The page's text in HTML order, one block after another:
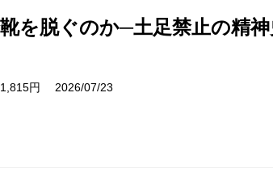
を脱ぐのか─土足禁止の精
円 2026/07/23